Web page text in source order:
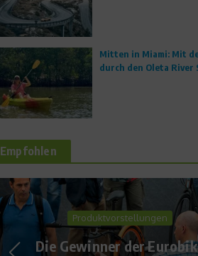
Mitten in Miami: Mit
durch den Oleta River
Empfohlen
Richtig trainieren
So lernen Kinder das